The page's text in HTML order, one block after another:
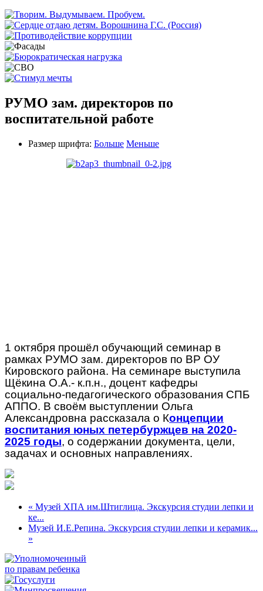
РУМО зам. директоров по
воспитательной работе
Размер шрифта: Больше Меньше
1 октября прошёл обучающий семинар в
рамках РУМО зам. директоров по ВР ОУ
Кировского района. На семинаре выступила
Щёкина О.А.- к.п.н., доцент кафедры
социально-педагогического образования СПБ
АППО. В своём выступлении Ольга
Александровна рассказала о Концепции
воспитания юных петербуржцев на 2020-
2025 годы, о содержании документа, цели,
задачах и основных направлениях.
« Музей ХПА им.Штиглица. Экскурсия студии лепки и
ке...
Музей И.Е.Репина. Экскурсия студии лепки и керамик...
»